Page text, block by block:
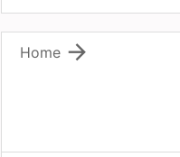

Home